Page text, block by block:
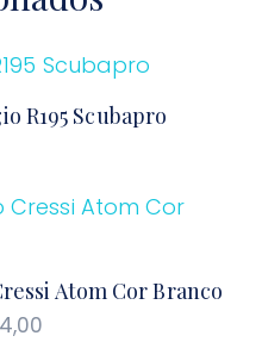
R195 Scubapro
Atom Cor Branco